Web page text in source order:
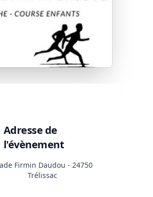
Adresse de
l'évènement
Firmin Daudou - 24750
Trélissac